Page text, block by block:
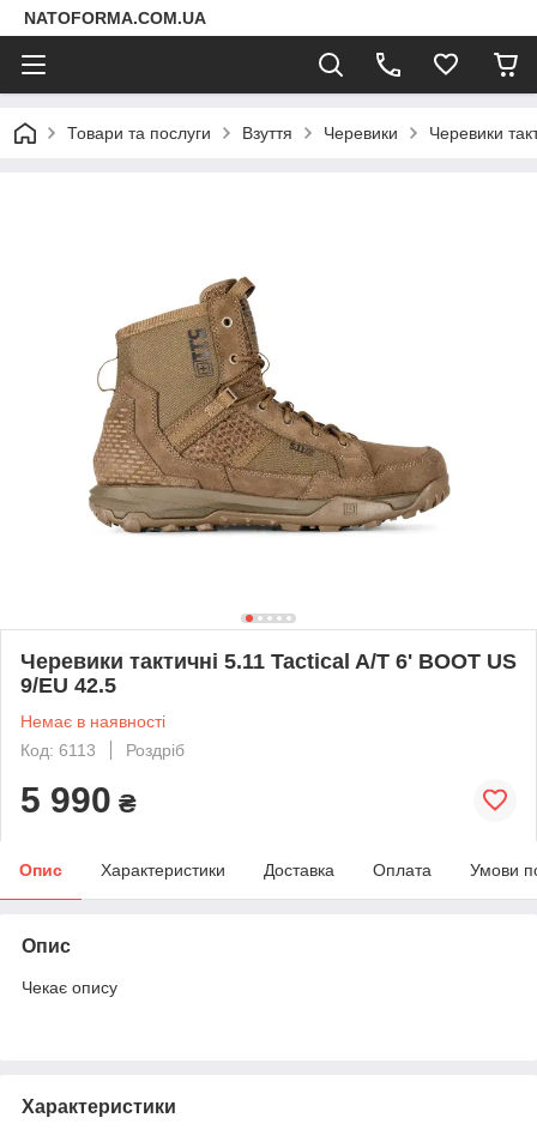
NATOFORMA.COM.UA
Товари та послуги Взуття Черевики Черевики
Черевики тактичні 5.11 Tactical A/T 6' BOOT US
9/EU 42.5
Немає в наявності
Код: 6113
Роздріб
5 990 ₴
Опис Характеристики Доставка Оплата Умови
Опис
Чекає опису
Характеристики